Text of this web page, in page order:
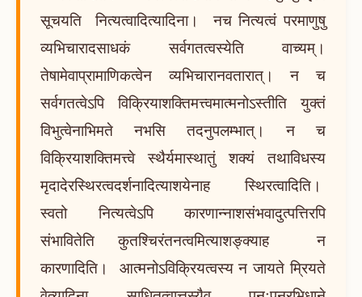
सूचयति नित्यत्वादित्यादिना। नच नित्यत्वं परमाणुषु
व्यभिचारादसाधकं सर्वगतत्वस्येति वाच्यम्।
तेषामेवाप्रामाणिकत्वेन व्यभिचारानवतारात्। न च
सर्वगतत्वेऽपि विक्रियाशक्तिमत्त्वमात्मनोऽस्तीति युक्तं
विभुत्वेनाभिमते नभसि तदनुपलम्भात्। न च
विक्रियाशक्तिमत्त्वे स्थैर्यमास्थातुं शक्यं तथाविधस्य
मृदादेरस्थिरत्वदर्शनादित्याशयेनाह स्थिरत्वादिति।
स्वतो नित्यत्वेऽपि कारणान्नाशसंभवादुत्पत्तिरपि
संभावितेति कुतश्चिरंतनत्वमित्याशङ्क्याह न
कारणादिति। आत्मनोऽविक्रियत्वस्य न जायते म्रियते